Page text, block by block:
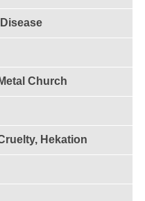
Church
Hekation